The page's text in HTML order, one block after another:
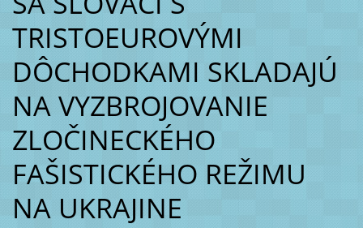
TRISTOEUROVÝMI
DÔCHODKAMI SKLADAJÚ
NA VYZBROJOVANIE
ZLOČINECKÉHO
FAŠISTICKÉHO REŽIMU
NA UKRAJINE